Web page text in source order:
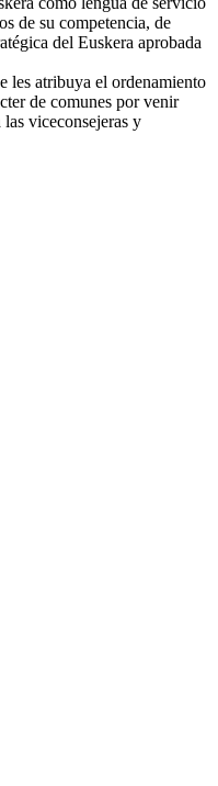
de su competencia, de
del Euskera aprobada
les atribuya el ordenamiento
de comunes por venir
viceconsejeras y